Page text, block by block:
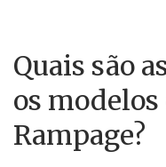
Quais são
os
Rampage?